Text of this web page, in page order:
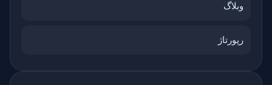
وبلاگ
رپورتاژ